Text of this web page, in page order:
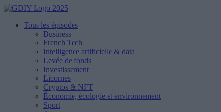
Tous les épisodes
Business
French Tech
Intelligence artificielle & data
Levée de fonds
Investissement
Licornes
Cryptos & NFT
Économie, écologie et environnement
Sport